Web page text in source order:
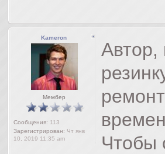
Kameron
Мембер
Сообщения: 113
Зарегистрирован: Чт янв
10, 2019 11:35 am
Автор,
Чтобы